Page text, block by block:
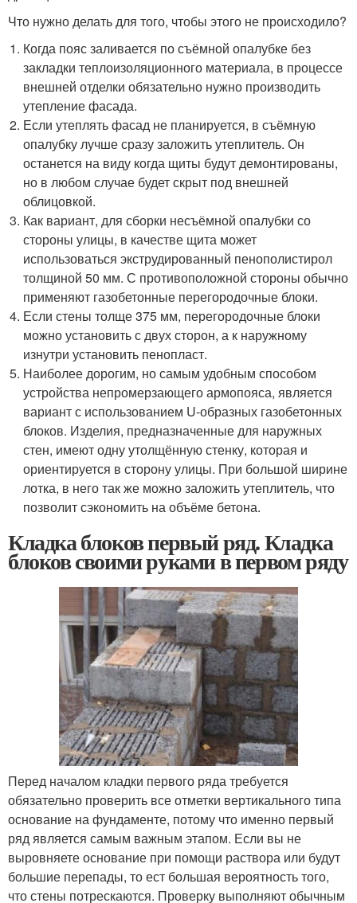
Что нужно делать для того, чтобы этого не происходило?
Когда пояс заливается по съёмной опалубке без
закладки теплоизоляционного материала, в процессе
внешней отделки обязательно нужно производить
утепление фасада.
Если утеплять фасад не планируется, в съёмную
опалубку лучше сразу заложить утеплитель. Он
останется на виду когда щиты будут демонтированы,
но в любом случае будет скрыт под внешней
облицовкой.
Как вариант, для сборки несъёмной опалубки со
стороны улицы, в качестве щита может
использоваться экструдированный пенополистирол
толщиной 50 мм. С противоположной стороны обычно
применяют газобетонные перегородочные блоки.
Если стены толще 375 мм, перегородочные блоки
можно установить с двух сторон, а к наружному
изнутри установить пенопласт.
Наиболее дорогим, но самым удобным способом
устройства непромерзающего армопояса, является
вариант с использованием U-образных газобетонных
блоков. Изделия, предназначенные для наружных
стен, имеют одну утолщённую стенку, которая и
ориентируется в сторону улицы. При большой ширине
лотка, в него так же можно заложить утеплитель, что
позволит сэкономить на объёме бетона.
Кладка блоков первый ряд. Кладка
блоков своими руками в первом ряду
Перед началом кладки первого ряда требуется
обязательно проверить все отметки вертикального типа
основание на фундаменте, потому что именно первый
ряд является самым важным этапом. Если вы не
выровняете основание при помощи раствора или будут
большие перепады, то ест большая вероятность того,
что стены потрескаются. Проверку выполняют обычным